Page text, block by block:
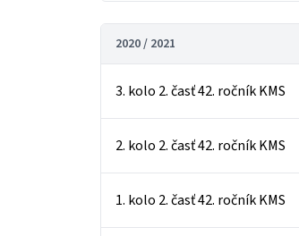
2020 / 2021
3. kolo 2. časť 42. ročník KMS
2. kolo 2. časť 42. ročník KMS
1. kolo 2. časť 42. ročník KMS